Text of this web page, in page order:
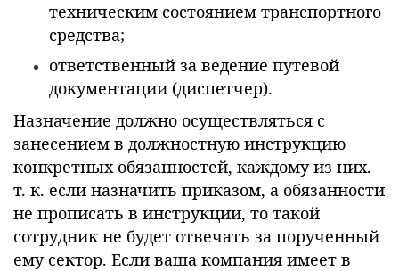
техническим состоянием транспортного
средства;
ответственный за ведение путевой
документации (диспетчер).
Назначение должно осуществляться с
занесением в должностную инструкцию
конкретных обязанностей, каждому из них.
т. к. если назначить приказом, а обязанности
не прописать в инструкции, то такой
сотрудник не будет отвечать за порученный
ему сектор. Если ваша компания имеет в